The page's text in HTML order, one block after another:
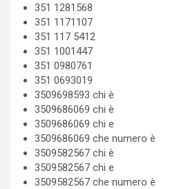
351 1281568
351 1171107
351 117 5412
351 1001447
351 0980761
351 0693019
3509698593 chi è
3509686069 chi è
3509686069 chi e
3509686069 che numero è
3509582567 chi è
3509582567 chi e
3509582567 che numero è